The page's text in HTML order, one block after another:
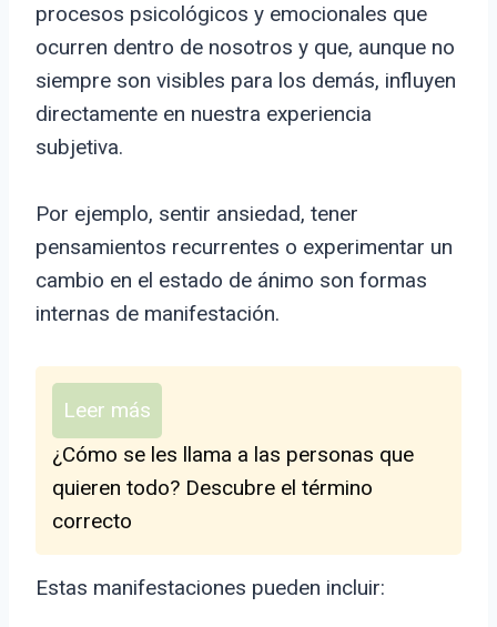
procesos psicológicos y emocionales que
ocurren dentro de nosotros y que, aunque no
siempre son visibles para los demás, influyen
directamente en nuestra experiencia
subjetiva.
Por ejemplo, sentir ansiedad, tener
pensamientos recurrentes o experimentar un
cambio en el estado de ánimo son formas
internas de manifestación.
Leer más
¿Cómo se les llama a las personas que
quieren todo? Descubre el término
correcto
Estas manifestaciones pueden incluir: